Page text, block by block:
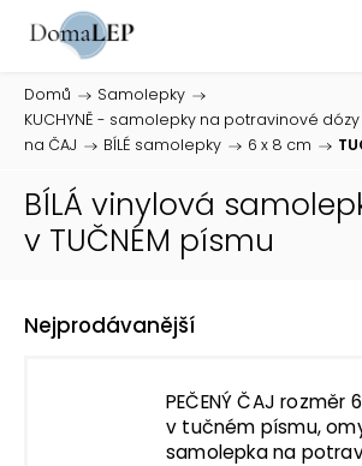
Domů / Samolepky /
KUCHYNĚ - samolepky na potravinové
na ČAJ / BÍLÉ samolepky / 6 x 8 cm /
BÍLÁ vinylová
v TUČNÉM písmu
Nejprodávanější
PEČENÝ ČAJ rozměr
v tučném písmu,
samolepka na